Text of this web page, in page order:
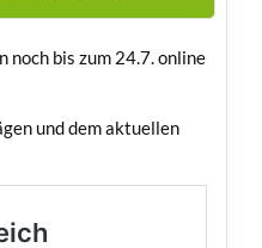
bis zum 24.7. online
und dem aktuellen